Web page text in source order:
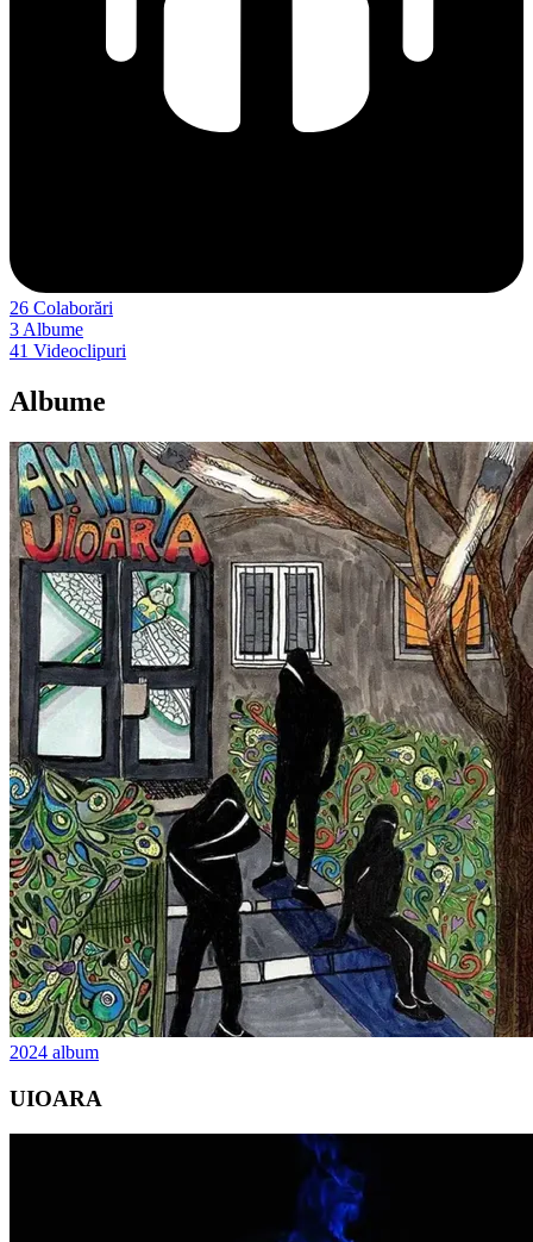
26 Colaborări
3 Albume
41 Videoclipuri
Albume
2024 album
UIOARA